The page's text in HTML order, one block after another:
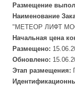
Размещение
Наименование
"МЕТЕОР ЛИФТ
Начальная цена
Размещено:
Обновлено:
Этап размещения: